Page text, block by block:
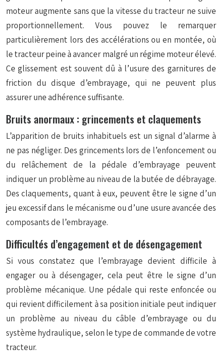
moteur augmente sans que la vitesse du tracteur ne suive
proportionnellement. Vous pouvez le remarquer
particulièrement lors des accélérations ou en montée, où
le tracteur peine à avancer malgré un régime moteur élevé.
Ce glissement est souvent dû à l’usure des garnitures de
friction du disque d’embrayage, qui ne peuvent plus
assurer une adhérence suffisante.
Bruits anormaux : grincements et claquements
L’apparition de bruits inhabituels est un signal d’alarme à
ne pas négliger. Des grincements lors de l’enfoncement ou
du relâchement de la pédale d’embrayage peuvent
indiquer un problème au niveau de la butée de débrayage.
Des claquements, quant à eux, peuvent être le signe d’un
jeu excessif dans le mécanisme ou d’une usure avancée des
composants de l’embrayage.
Difficultés d’engagement et de désengagement
Si vous constatez que l’embrayage devient difficile à
engager ou à désengager, cela peut être le signe d’un
problème mécanique. Une pédale qui reste enfoncée ou
qui revient difficilement à sa position initiale peut indiquer
un problème au niveau du câble d’embrayage ou du
système hydraulique, selon le type de commande de votre
tracteur.